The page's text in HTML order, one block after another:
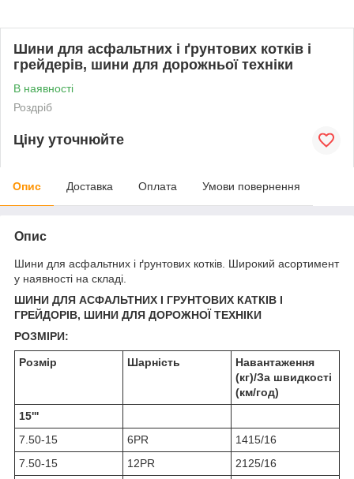
Шини для асфальтних і ґрунтових котків і
грейдерів, шини для дорожньої техніки
В наявності
Роздріб
Ціну уточнюйте
Опис Доставка Оплата Умови повернення
Опис
Шини для асфальтних і ґрунтових котків. Широкий асортимент
у наявності на складі.
ШИНИ ДЛЯ АСФАЛЬТНИХ І ГРУНТОВИХ КАТКІВ І
ГРЕЙДОРІВ, ШИНИ ДЛЯ ДОРОЖНОЇ ТЕХНІКИ
РОЗМІРИ:
Розмір Шарність
Навантаження
(кг)/За швидкості
(км/год)
15'''
7.50-15
6PR
1415/16
7.50-15
12PR
2125/16